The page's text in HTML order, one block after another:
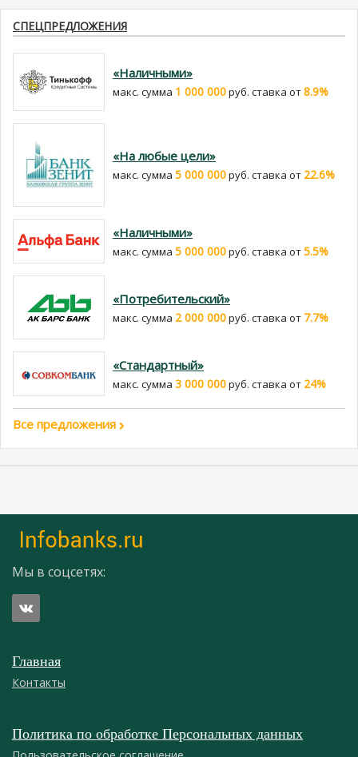
СПЕЦПРЕДЛОЖЕНИЯ
«Наличными»
макс. сумма 1 000 000руб. cтавка от8.9%
«На любые цели»
макс. сумма 5 000 000руб. cтавка от 22.6%
«Наличными»
макс. сумма 5 000 000руб. cтавка от5.5%
«Потребительский»
макс. сумма 2 000 000руб. cтавка от 7.7%
«Стандартный»
макс. сумма 3 000 000руб. cтавка от 24%
Все предложения
Мы в соцсетях:
Главная
Контакты
Политика по обработке Персональных данных